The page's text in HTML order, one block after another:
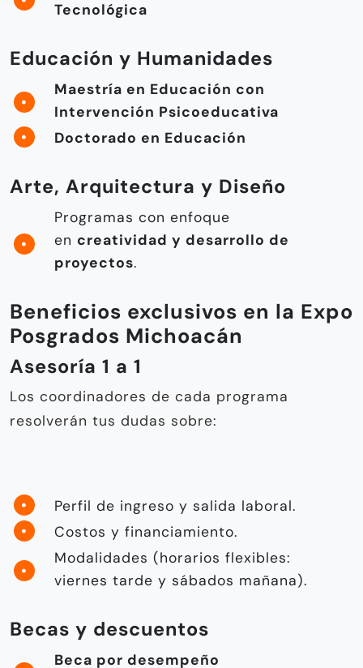
Tecnológica
Educación y Humanidades
Maestría en Educación con
Intervención Psicoeducativa
Doctorado en Educación
Arte, Arquitectura y Diseño
Programas con enfoque
en creatividad y desarrollo de
proyectos.
Beneficios exclusivos en la Expo
Posgrados Michoacán
Asesoría 1 a 1
Los coordinadores de cada programa
resolverán tus dudas sobre:
Perfil de ingreso y salida laboral.
Costos y financiamiento.
Modalidades (horarios flexibles:
viernes tarde y sábados mañana).
Becas y descuentos
Beca por desempeño